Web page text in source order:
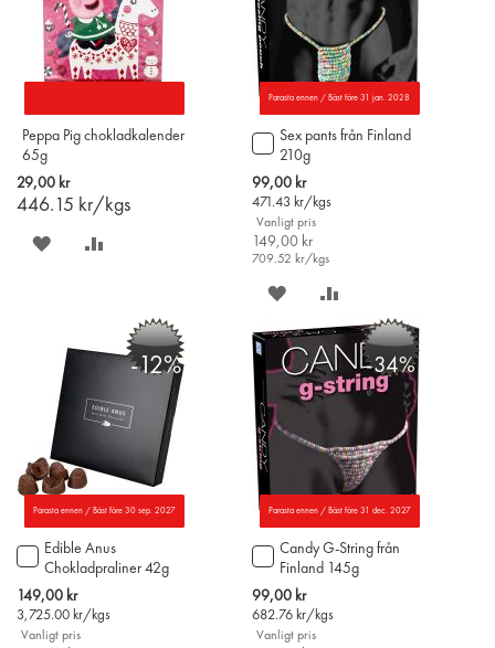
Peppa Pig chokladkalender
65g
29,00 kr
446.15 kr/kgs
SPARA
ÖNSKELISTAN
JÄMFÖR
Parasta ennen / Bäst före 31 jan. 2028
Sex pants från Finland
210g
Special
Price
99,00 kr
471.43 kr/kgs
Vanligt pris
149,00 kr
709.52 kr/kgs
Lägg
till
i
varukorgen
SPARA
PÅ
ÖNSKELISTAN
TILL
JÄMFÖR
Parasta ennen / Bäst före 30 sep. 2027
-12%
Edible Anus
Chokladpraliner 42g
Special
Price
149,00 kr
3,725.00 kr/kgs
Vanligt pris
Lägg
till
i
varukorgen
-34%
Parasta ennen / Bäst före 31 dec. 2027
Candy G-String från
Finland 145g
Special
Price
99,00 kr
682.76 kr/kgs
Vanligt pris
Lägg
till
i
varukorgen